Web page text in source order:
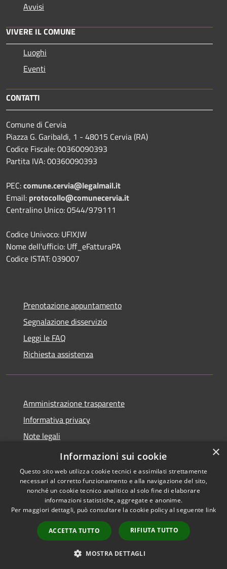
Avvisi
VIVERE IL COMUNE
Luoghi
Eventi
CONTATTI
Comune di Cervia
Piazza G. Garibaldi, 1 - 48015 Cervia (RA)
Codice Fiscale: 00360090393
Partita IVA: 00360090393
PEC:comune.cervia@legalmail.it
Email: protocollo@comunecervia.it
Centralino Unico: 0544/979111
Codice Univoco: UFIXJW
Nome dell'ufficio: Uff_eFatturaPA
Codice ISTAT: 039007
Prenotazione appuntamento
Segnalazione disservizio
Leggi le FAQ
Richiesta assistenza
Amministrazione trasparente
Informativa privacy
Note legali
Dichiarazione di accessibilità
Accessibilità
Copyright © 2026 • Comune di
Cervia • Powered by
Municipium•
Accesso
redazione
×
Informazioni sui cookie
Questo sito web utilizza cookie tecnici e assimilati strettamente
necessari al corretto funzionamento e alla navigazione del sito,
nonché un cookie tecnico analitico al solo fine di elaborare
informazioni statistiche, aggregate e anonime.
Per maggiori dettagli, può consultare la cookie policy al seguente link
ACCETTA TUTTO RIFIUTA TUTTO
MOSTRA DETTAGLI